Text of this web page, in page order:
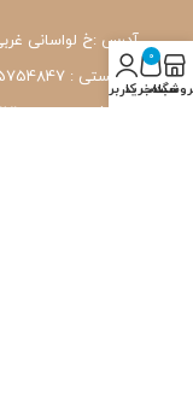
آدرس :خ لواسانی
کد پستی : 1935754847
شماره تماس: 22239171-۰۲۱
0
سبد خرید
حساب کاربری من